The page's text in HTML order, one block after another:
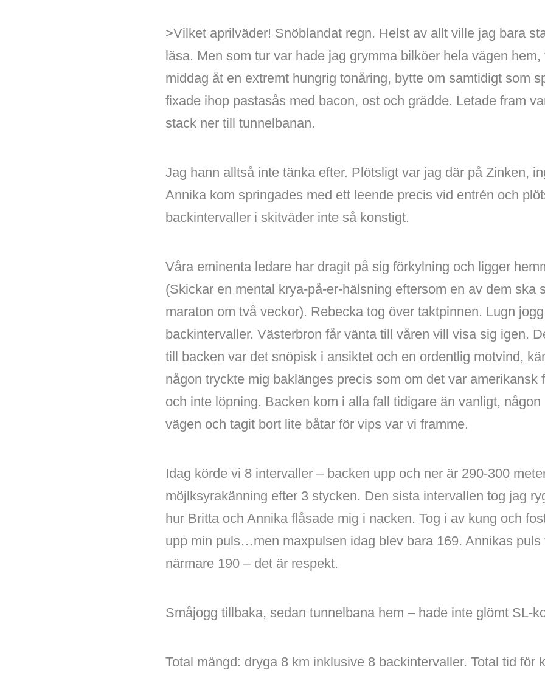
>Vilket aprilväder! Snöblandat regn. Helst av allt ville jag bara
läsa. Men som tur var hade jag grymma bilköer hela vägen
middag åt en extremt hungrig tonåring, bytte om samtidigt som
fixade ihop pastasås med bacon, ost och grädde. Letade fram
stack ner till tunnelbanan.
Jag hann alltså inte tänka efter. Plötsligt var jag där på Zinken,
Annika kom springades med ett leende precis vid entrén och
backintervaller i skitväder inte så konstigt.
Våra eminenta ledare har dragit på sig förkylning och ligger
(Skickar en mental krya-på-er-hälsning eftersom en av dem ska
maraton om två veckor). Rebecka tog över taktpinnen. Lugn
backintervaller. Västerbron får vänta till våren vill visa sig igen.
till backen var det snöpisk i ansiktet och en ordentlig motvind,
någon tryckte mig baklänges precis som om det var amerikansk
och inte löpning. Backen kom i alla fall tidigare än vanligt,
vägen och tagit bort lite båtar för vips var vi framme.
Idag körde vi 8 intervaller – backen upp och ner är 290-300
möjlksyrakänning efter 3 stycken. Den sista intervallen tog jag
hur Britta och Annika flåsade mig i nacken. Tog i av kung och
upp min puls…men maxpulsen idag blev bara 169. Annikas puls
närmare 190 – det är respekt.
Småjogg tillbaka, sedan tunnelbana hem – hade inte glömt SL-
Total mängd: dryga 8 km inklusive 8 backintervaller. Total tid för